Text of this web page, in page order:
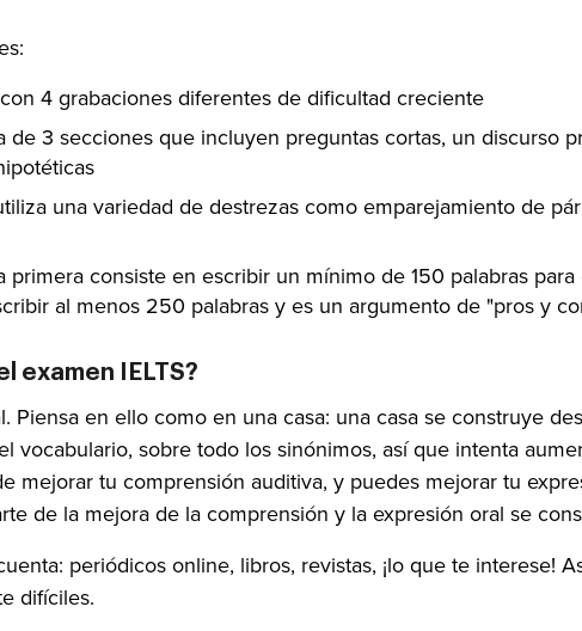
4 grabaciones diferentes de dificultad creciente
de 3 secciones que incluyen preguntas cortas, un discurso
una variedad de destrezas como emparejamiento de
consiste en escribir un mínimo de 150 palabras
al menos 250 palabras y es un argumento de "pros y
examen IELTS?
Piensa en ello como en una casa: una casa se construye
vocabulario, sobre todo los sinónimos, así que intenta
mejorar tu comprensión auditiva, y puedes mejorar tu
de la mejora de la comprensión y la expresión oral se
periódicos online, libros, revistas, ¡lo que te interese!
difíciles.